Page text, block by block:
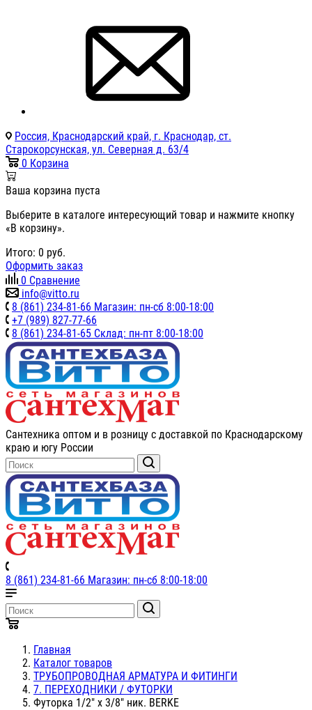
Россия, Краснодарский край, г. Краснодар, ст.
Старокорсунская, ул. Северная д. 63/4
0 Корзина
Ваша корзина пуста
Выберите в каталоге интересующий товар и нажмите кнопку
«В корзину».
Итого: 0 руб.
Оформить заказ
0 Сравнение
info@vitto.ru
8 (861) 234-81-66 Магазин: пн-сб 8:00-18:00
+7 (989) 827-77-66
8 (861) 234-81-65 Склад: пн-пт 8:00-18:00
Сантехника оптом и в розницу с доставкой по Краснодарскому
краю и югу России
8 (861) 234-81-66 Магазин: пн-сб 8:00-18:00
Главная
Каталог товаров
ТРУБОПРОВОДНАЯ АРМАТУРА И ФИТИНГИ
7. ПЕРЕХОДНИКИ / ФУТОРКИ
Футорка 1/2" х 3/8" ник. BERKE